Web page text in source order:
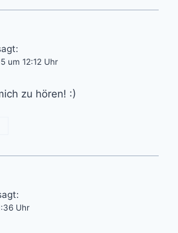
um 12:12 Uhr
zu hören! :)
Uhr